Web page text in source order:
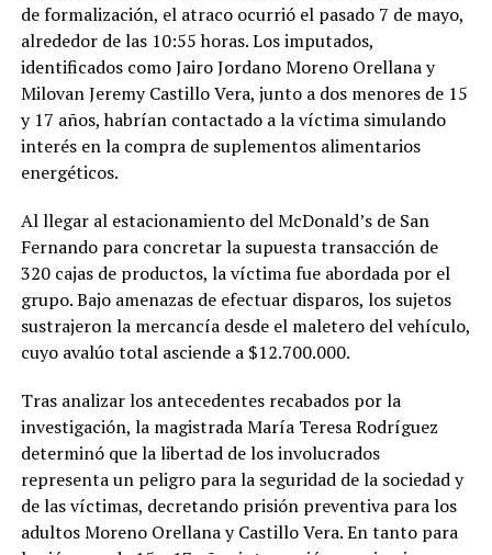
de formalización, el atraco ocurrió el pasado 7 de mayo,
alrededor de las 10:55 horas. Los imputados,
identificados como Jairo Jordano Moreno Orellana y
Milovan Jeremy Castillo Vera, junto a dos menores de 15
y 17 años, habrían contactado a la víctima simulando
interés en la compra de suplementos alimentarios
energéticos.
Al llegar al estacionamiento del McDonald’s de San
Fernando para concretar la supuesta transacción de
320 cajas de productos, la víctima fue abordada por el
grupo. Bajo amenazas de efectuar disparos, los sujetos
sustrajeron la mercancía desde el maletero del vehículo,
cuyo avalúo total asciende a $12.700.000.
Tras analizar los antecedentes recabados por la
investigación, la magistrada María Teresa Rodríguez
determinó que la libertad de los involucrados
representa un peligro para la seguridad de la sociedad y
de las víctimas, decretando prisión preventiva para los
adultos Moreno Orellana y Castillo Vera. En tanto para